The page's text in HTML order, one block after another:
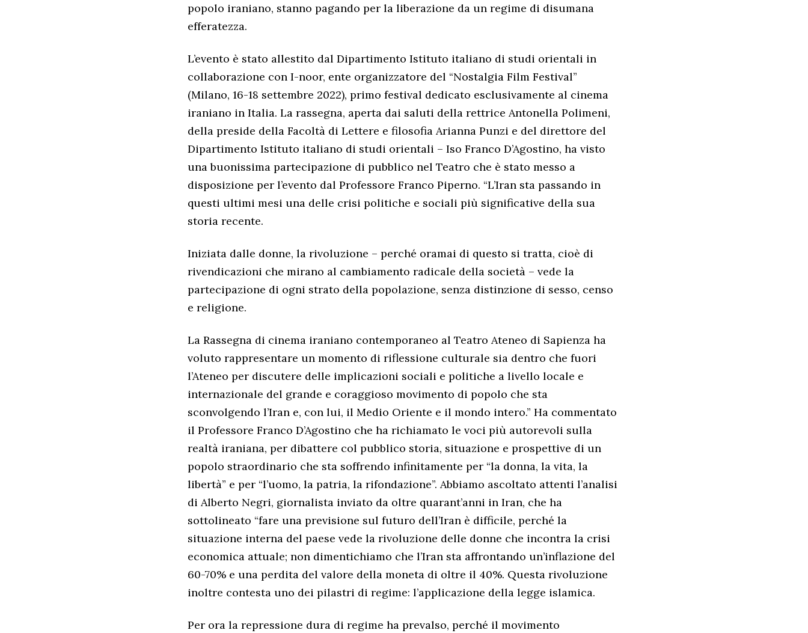
popolo iraniano, stanno pagando per la liberazione da un regime di disumana
efferatezza.
L’evento è stato allestito dal Dipartimento Istituto italiano di studi orientali in
collaborazione con I-noor, ente organizzatore del “Nostalgia Film Festival”
(Milano, 16-18 settembre 2022), primo festival dedicato esclusivamente al cinema
iraniano in Italia. La rassegna, aperta dai saluti della rettrice Antonella Polimeni,
della preside della Facoltà di Lettere e filosofia Arianna Punzi e del direttore del
Dipartimento Istituto italiano di studi orientali – Iso Franco D’Agostino, ha visto
una buonissima partecipazione di pubblico nel Teatro che è stato messo a
disposizione per l’evento dal Professore Franco Piperno. “L’Iran sta passando in
questi ultimi mesi una delle crisi politiche e sociali più significative della sua
storia recente.
Iniziata dalle donne, la rivoluzione – perché oramai di questo si tratta, cioè di
rivendicazioni che mirano al cambiamento radicale della società – vede la
partecipazione di ogni strato della popolazione, senza distinzione di sesso, censo
e religione.
La Rassegna di cinema iraniano contemporaneo al Teatro Ateneo di Sapienza ha
voluto rappresentare un momento di riflessione culturale sia dentro che fuori
l’Ateneo per discutere delle implicazioni sociali e politiche a livello locale e
internazionale del grande e coraggioso movimento di popolo che sta
sconvolgendo l’Iran e, con lui, il Medio Oriente e il mondo intero.” Ha commentato
il Professore Franco D’Agostino che ha richiamato le voci più autorevoli sulla
realtà iraniana, per dibattere col pubblico storia, situazione e prospettive di un
popolo straordinario che sta soffrendo infinitamente per “la donna, la vita, la
libertà” e per “l’uomo, la patria, la rifondazione”. Abbiamo ascoltato attenti l’analisi
di Alberto Negri, giornalista inviato da oltre quarant’anni in Iran, che ha
sottolineato “fare una previsione sul futuro dell’Iran è difficile, perché la
situazione interna del paese vede la rivoluzione delle donne che incontra la crisi
economica attuale; non dimentichiamo che l’Iran sta affrontando un’inflazione del
60-70% e una perdita del valore della moneta di oltre il 40%. Questa rivoluzione
inoltre contesta uno dei pilastri di regime: l’applicazione della legge islamica.
Per ora la repressione dura di regime ha prevalso, perché il movimento